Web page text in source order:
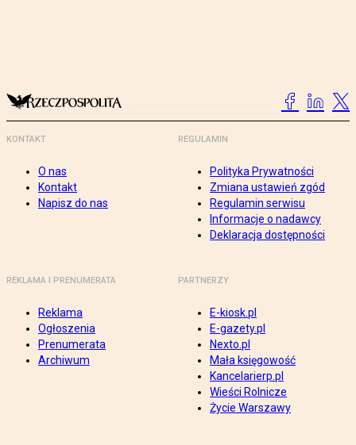
KONTAKT
O nas
Kontakt
Napisz do nas
REGULAMIN
Polityka Prywatności
Zmiana ustawień zgód
Regulamin serwisu
Informacje o nadawcy
Deklaracja dostępności
REKLAMA I PRENUMERATA
Reklama
Ogłoszenia
Prenumerata
Archiwum
PARTNERZY
E-kiosk.pl
E-gazety.pl
Nexto.pl
Mała księgowość
Kancelarierp.pl
Wieści Rolnicze
Życie Warszawy